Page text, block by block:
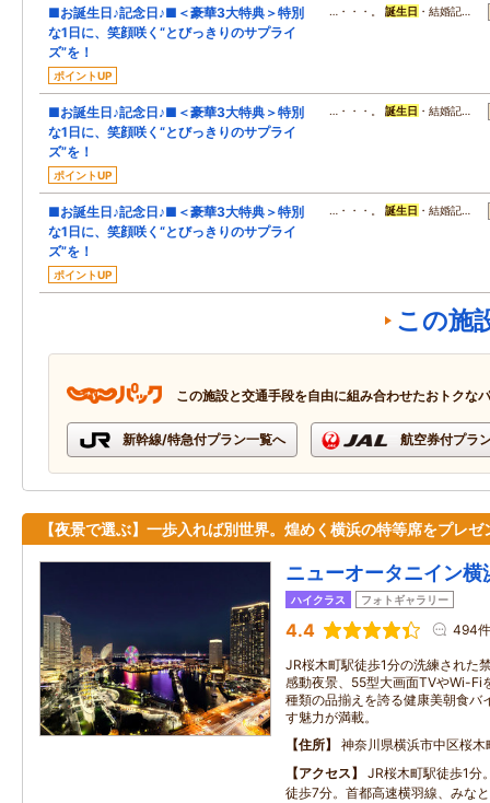
■お誕生日♪記念日♪■＜豪華3大特典＞特別
な1日に、笑顔咲く“とびっきりのサプライ
ズ”を！
ポイントUP
…・・・。誕生日 ・結婚記…
■お誕生日♪記念日♪■＜豪華3大特典＞特別
な1日に、笑顔咲く“とびっきりのサプライ
ズ”を！
ポイントUP
…・・・。誕生日 ・結婚記…
■お誕生日♪記念日♪■＜豪華3大特典＞特別
な1日に、笑顔咲く“とびっきりのサプライ
ズ”を！
ポイントUP
…・・・。誕生日 ・結婚記…
この施
この施設と交通手段を自由に組み合わせたおトクな
新幹線/特急付プラン一覧へ 航空券付プラ
【夜景で選ぶ】一歩入れば別世界。煌めく横浜の特等席をプレゼ
ニューオータニイン横
ハイクラス フォトギャラリー
4.4 494件
JR桜木町駅徒歩1分の洗練された
感動夜景、55型大画面TVやWi-Fi
種類の品揃えを誇る健康美朝食バ
す魅力が満載。
住所
神奈川県横浜市中区桜木
アクセス
JR桜木町駅徒歩1分
徒歩7分。首都高速横羽線、みな